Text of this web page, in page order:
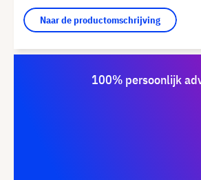
Naar de productomschrijving
100% persoonlijk